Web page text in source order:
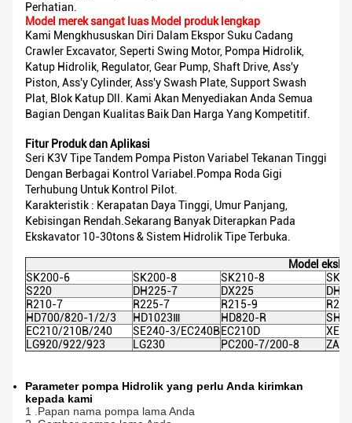
Perhatian.
Model merek sangat luas Model produk lengkap
​Kami Mengkhususkan Diri Dalam Ekspor Suku Cadang
Crawler Excavator, Seperti Swing Motor, Pompa Hidrolik,
Katup Hidrolik, Regulator, Gear Pump, Shaft Drive, Ass'y
Piston, Ass'y Cylinder, Ass'y Swash Plate, Support Swash
Plat, Blok Katup Dll. Kami Akan Menyediakan Anda Semua
Bagian Dengan Kualitas Baik Dan Harga Yang Kompetitif.
Fitur Produk dan Aplikasi
Seri K3V Tipe Tandem Pompa Piston Variabel Tekanan Tinggi
Dengan Berbagai Kontrol Variabel.Pompa Roda Gigi
Terhubung Untuk Kontrol Pilot.
Karakteristik : Kerapatan Daya Tinggi, Umur Panjang,
Kebisingan Rendah.Sekarang Banyak Diterapkan Pada
Ekskavator 10-30tons & Sistem Hidrolik Tipe Terbuka.
Model
SK200-6
SK200-8 SK210-8
S220
DH225-7 DX225
R210-7
R225-7 R215-9
HD700/820-1/2/3
HD1023Ⅲ HD820-R
EC210/210B/240
SE240-3/EC240BEC210D
LG920/922/923
LG230 PC200-7/200-8
Parameter pompa Hidrolik yang perlu Anda kirimkan
kepada kami
1 .Papan nama pompa lama Anda